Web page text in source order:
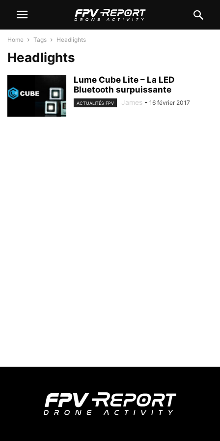
Home Tags Headlights
Headlights
Lume Cube Lite – La LED
Bluetooth surpuissante
ACTUALITÉS FPV James - 16 février 2017